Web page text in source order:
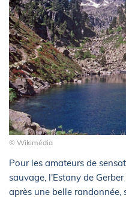
© Wikimédia
Pour les amateurs de
sauvage, l'Estany de
après une belle